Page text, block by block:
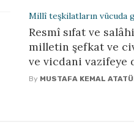
Millî teşkilatların
Resmî sıfat ve
milletin şefkat ve
ve vicdani vazifeye
By MUSTAFA KEMAL